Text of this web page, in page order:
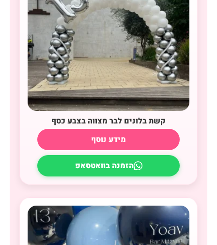
קשת בלונים לבר מצווה בצבע כסף
מידע נוסף
הזמנה בוואטסאפ